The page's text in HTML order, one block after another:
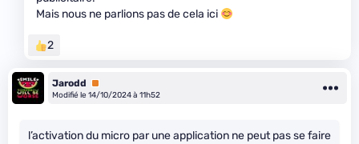
Mais nous ne parlions pas de cela ici
2
Jarodd
Premium
Modifié le 14/10/2024 à 11h52
l’activation du micro par une application ne peut pas se faire